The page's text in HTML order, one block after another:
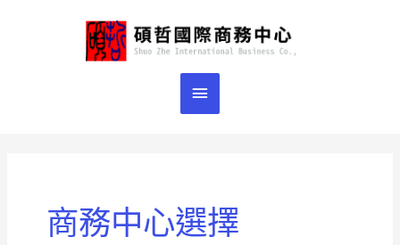
主
要
選
商務中心選擇